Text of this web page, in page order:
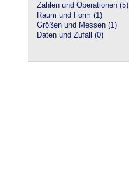
Zahlen und Operationen (5)
Raum und Form (1)
Größen und Messen (1)
Daten und Zufall (0)